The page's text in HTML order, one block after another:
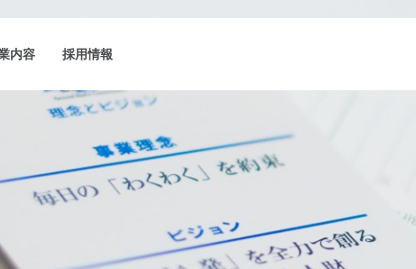
内容 採用情報